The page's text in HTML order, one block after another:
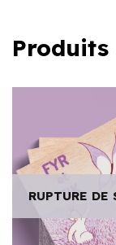
RUPTURE DE